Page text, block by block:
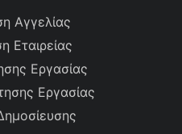
Αγγελίας
Εταιρείας
Εργασίας
Εργασίας